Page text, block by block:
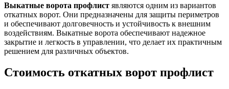
Выкатные ворота профлист являются одним из вариантов
откатных ворот. Они предназначены для защиты периметров
и обеспечивают долговечность и устойчивость к внешним
воздействиям. Выкатные ворота обеспечивают надежное
закрытие и легкость в управлении, что делает их практичным
решением для различных объектов.
Стоимость откатных ворот профлист